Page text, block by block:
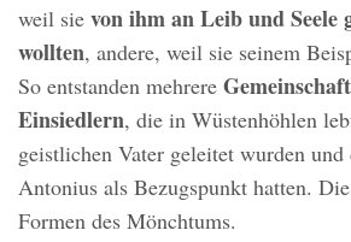
weil sie von ihm an Leib und Seele
wollten, andere, weil sie seinem
So entstanden mehrere
Einsiedlern, die in Wüstenhöhlen
geistlichen Vater geleitet wurden
Antonius als Bezugspunkt hatten.
Formen des Mönchtums.